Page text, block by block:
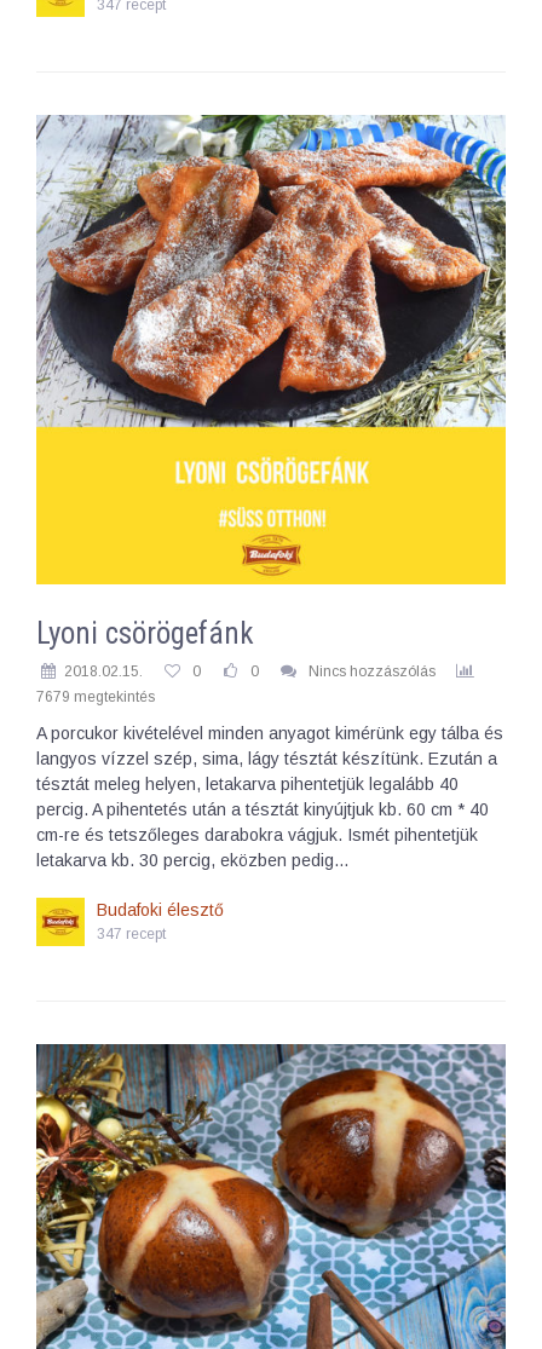
347 recept
Lyoni csörögefánk
2018.02.15. 0 0
Nincs hozzászólás
7679 megtekintés
A porcukor kivételével minden anyagot kimérünk egy tálba és
langyos vízzel szép, sima, lágy tésztát készítünk. Ezután a
tésztát meleg helyen, letakarva pihentetjük legalább 40
percig. A pihentetés után a tésztát kinyújtjuk kb. 60 cm * 40
cm-re és tetszőleges darabokra vágjuk. Ismét pihentetjük
letakarva kb. 30 percig, eközben pedig…
Budafoki élesztő
347 recept